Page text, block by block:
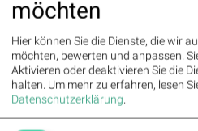
... ,72%, die beste ytd ist
date lag per letztem Schlusskurs
03.07.2017
Mittags-Mover kommentiert:
Terex, Manitowoc, voxeljet,
möchten
Hier können Sie die Dienste, die wir
möchten, bewerten und anpassen.
Aktivieren oder deaktivieren Sie die
halten. Um mehr zu erfahren, lesen
Datenschutzerklärung.